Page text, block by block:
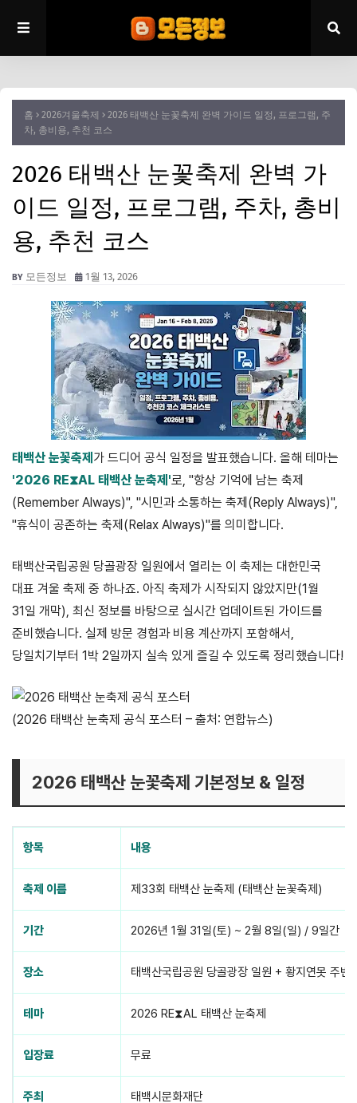
홈 2026겨울축제
2026 태백산 눈꽃축제 완벽 가이드 일정, 프로그램, 주
차, 총비용, 추천 코스
2026 태백산 눈꽃축제 완벽 가
이드 일정, 프로그램, 주차, 총비
용, 추천 코스
모든정보 1월 13, 2026
태백산 눈꽃축제 가 드디어 공식 일정을 발표했습니다. 올해 테마는
'2026 RE⧗AL 태백산 눈축제'로, "항상 기억에 남는 축제
(Remember Always)", "시민과 소통하는 축제(Reply Always)",
"휴식이 공존하는 축제(Relax Always)"를 의미합니다.
태백산국립공원 당골광장 일원에서 열리는 이 축제는 대한민국
대표 겨울 축제 중 하나죠. 아직 축제가 시작되지 않았지만(1월
31일 개막), 최신 정보를 바탕으로 실시간 업데이트된 가이드를
준비했습니다. 실제 방문 경험과 비용 계산까지 포함해서,
당일치기부터 1박 2일까지 실속 있게 즐길 수 있도록 정리했습니다!
(2026 태백산 눈축제 공식 포스터 – 출처: 연합뉴스)
2026 태백산 눈꽃축제 기본정보 & 일정
항목 내용
축제 이름 제33회 태백산 눈축제 (태백산 눈꽃축제)
기간 2026년 1월 31일(토) ~ 2월 8일(일) / 9일간
장소 태백산국립공원 당골광장 일원 + 황지연못 주변
테마 2026 RE⧗AL 태백산 눈축제
입장료 무료
주최 태백시문화재단